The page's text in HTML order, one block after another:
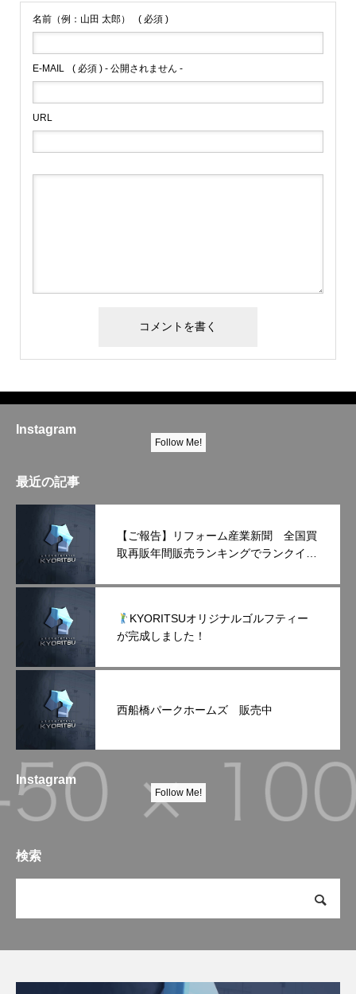
名前（例：山田 太郎） ( 必須 )
E-MAIL ( 必須 ) - 公開されません -
URL
Instagram
Follow Me!
最近の記事
【ご報告】リフォーム産業新聞 全国買
取再販年間販売ランキングでランクイン
KYORITSUオリジナルゴルフティー
が完成しました！
西船橋パークホームズ 販売中
Instagram
Follow Me!
検索